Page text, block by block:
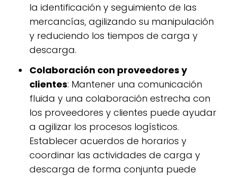
la identificación y seguimiento de las
mercancías, agilizando su manipulación
y reduciendo los tiempos de carga y
descarga.
Colaboración con proveedores y
clientes: Mantener una comunicación
fluida y una colaboración estrecha con
los proveedores y clientes puede ayudar
a agilizar los procesos logísticos.
Establecer acuerdos de horarios y
coordinar las actividades de carga y
descarga de forma conjunta puede